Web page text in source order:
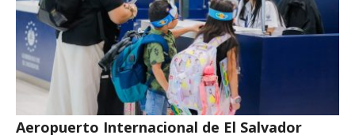
Aeropuerto Internacional de El Salvador